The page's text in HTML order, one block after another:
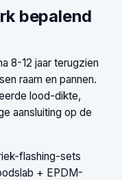
bepalend
8-12 jaar terugzien
raam en pannen.
lood-dikte,
aansluiting op de
flashing-sets
+ EPDM-